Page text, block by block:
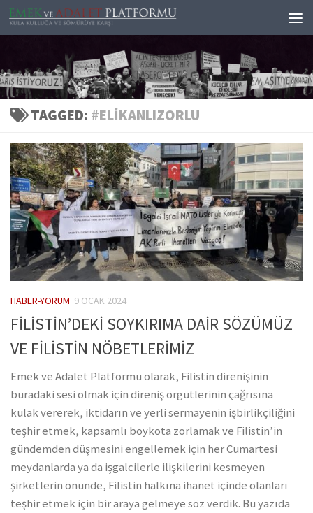
Skip to content
TAGGED: #ELIKANLIZORLU
HABER-YORUM 9 OCAK 2024
FİLİSTİN’DEKİ SOYKIRIMA DAİR SÖZÜMÜZ
VE FİLİSTİN NÖBETLERİMİZ
Emek ve Adalet Platformu olarak, Filistin direnişinin
buradaki sesi olmak için direniş örgütlerinin çağrısına
kulak vererek, iktidarın ve yerli sermayenin işbirlikçiliğini
teşhir etmek, kapsamlı boykota zorlamak ve Filistin’in
gündemden düşmesini engellemek için her Cumartesi
meydanlarda ya da işgalcilerle ilişkilerini kesmeyen
şirketlerin önünde, Filistin halkına ihanet içinde olanları
teşhir etmek için bir araya gelmeye söz verdik. Bu yazıda